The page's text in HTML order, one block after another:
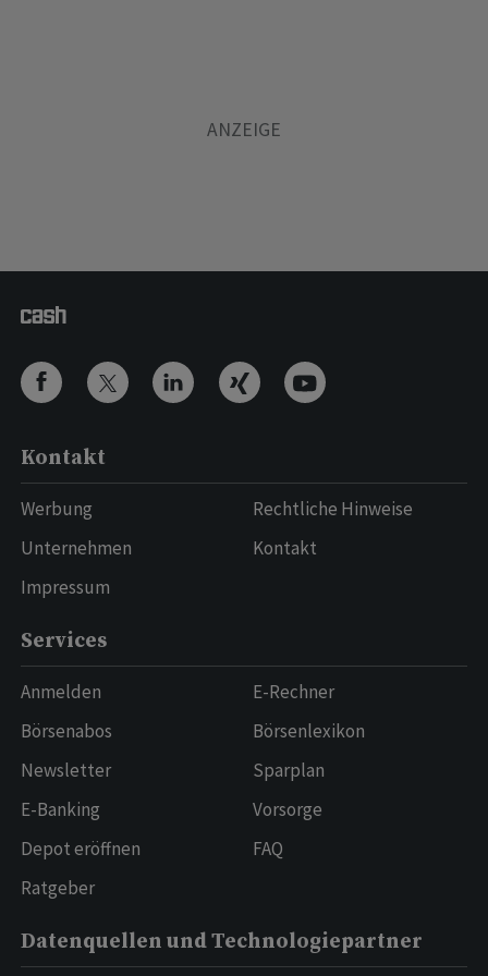
Kontakt
Werbung
Unternehmen
Impressum
Rechtliche Hinweise
Kontakt
Services
Anmelden
Börsenabos
Newsletter
E-Banking
Depot eröffnen
Ratgeber
E-Rechner
Börsenlexikon
Sparplan
Vorsorge
FAQ
Datenquellen und Technologiepartner